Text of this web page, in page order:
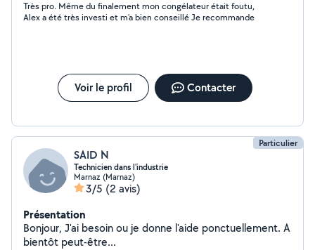
Très pro. Même du finalement mon congélateur était foutu,
Alex a été très investi et m’a bien conseillé Je recommande
Voir le profil Contacter
Particulier
SAID N
Technicien dans l'industrie
Marnaz (Marnaz)
3/5 (2 avis)
Présentation
Bonjour, J'ai besoin ou je donne l'aide ponctuellement. A
bientôt peut-être...